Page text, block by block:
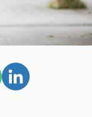
グイン
/ ログイン